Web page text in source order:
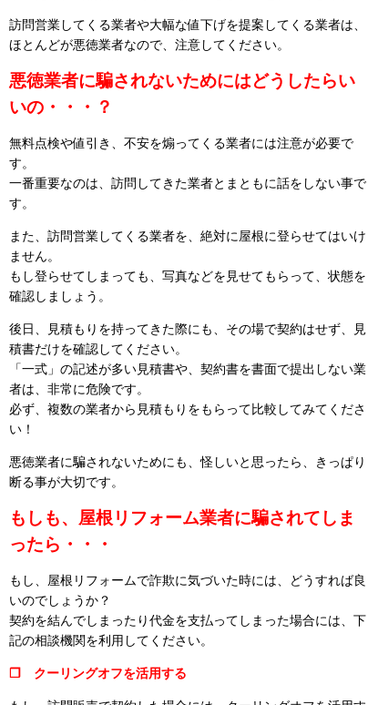
訪問営業してくる業者や大幅な値下げを提案してくる業者は、
ほとんどが悪徳業者なので、注意してください。
悪徳業者に騙されないためにはどうしたらい
いの・・・？
無料点検や値引き、不安を煽ってくる業者には注意が必要で
す。
一番重要なのは、訪問してきた業者とまともに話をしない事で
す。
また、訪問営業してくる業者を、絶対に屋根に登らせてはいけ
ません。
もし登らせてしまっても、写真などを見せてもらって、状態を
確認しましょう。
後日、見積もりを持ってきた際にも、その場で契約はせず、見
積書だけを確認してください。
「一式」の記述が多い見積書や、契約書を書面で提出しない業
者は、非常に危険です。
必ず、複数の業者から見積もりをもらって比較してみてくださ
い！
悪徳業者に騙されないためにも、怪しいと思ったら、きっぱり
断る事が大切です。
もしも、屋根リフォーム業者に騙されてしま
ったら・・・
もし、屋根リフォームで詐欺に気づいた時には、どうすれば良
いのでしょうか？
契約を結んでしまったり代金を支払ってしまった場合には、下
記の相談機関を利用してください。
❒ クーリングオフを活用する